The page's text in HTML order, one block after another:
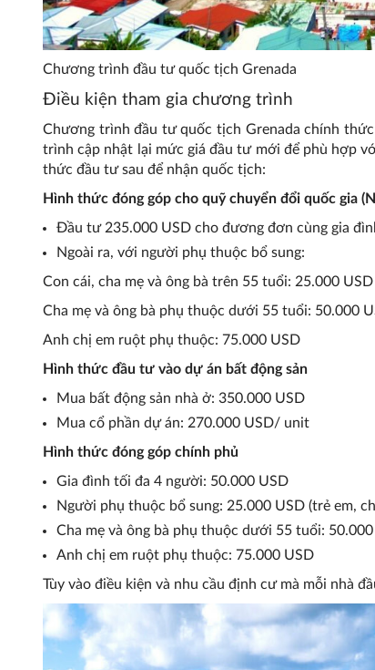
Chương trình đầu tư quốc tịch Grenada
Điều kiện tham gia chương trình
Chương trình đầu tư quốc tịch Grenada chính
trình cập nhật lại mức giá đầu tư mới để phù hợp
thức đầu tư sau để nhận quốc tịch:
Hình thức đóng góp cho quỹ chuyển đổi quốc gia
Đầu tư 235.000 USD cho đương đơn cùng gia
Ngoài ra, với người phụ thuộc bổ sung:
Con cái, cha mẹ và ông bà trên 55 tuổi: 25.000 USD
Cha mẹ và ông bà phụ thuộc dưới 55 tuổi: 50.000
Anh chị em ruột phụ thuộc: 75.000 USD
Hình thức đầu tư vào dự án bất động sản
Mua bất động sản nhà ở: 350.000 USD
Mua cổ phần dự án: 270.000 USD/ unit
Hình thức đóng góp chính phủ
Gia đình tối đa 4 người: 50.000 USD
Người phụ thuộc bổ sung: 25.000 USD (trẻ em,
Cha mẹ và ông bà phụ thuộc dưới 55 tuổi:
Anh chị em ruột phụ thuộc: 75.000 USD
Tùy vào điều kiện và nhu cầu định cư mà mỗi nhà